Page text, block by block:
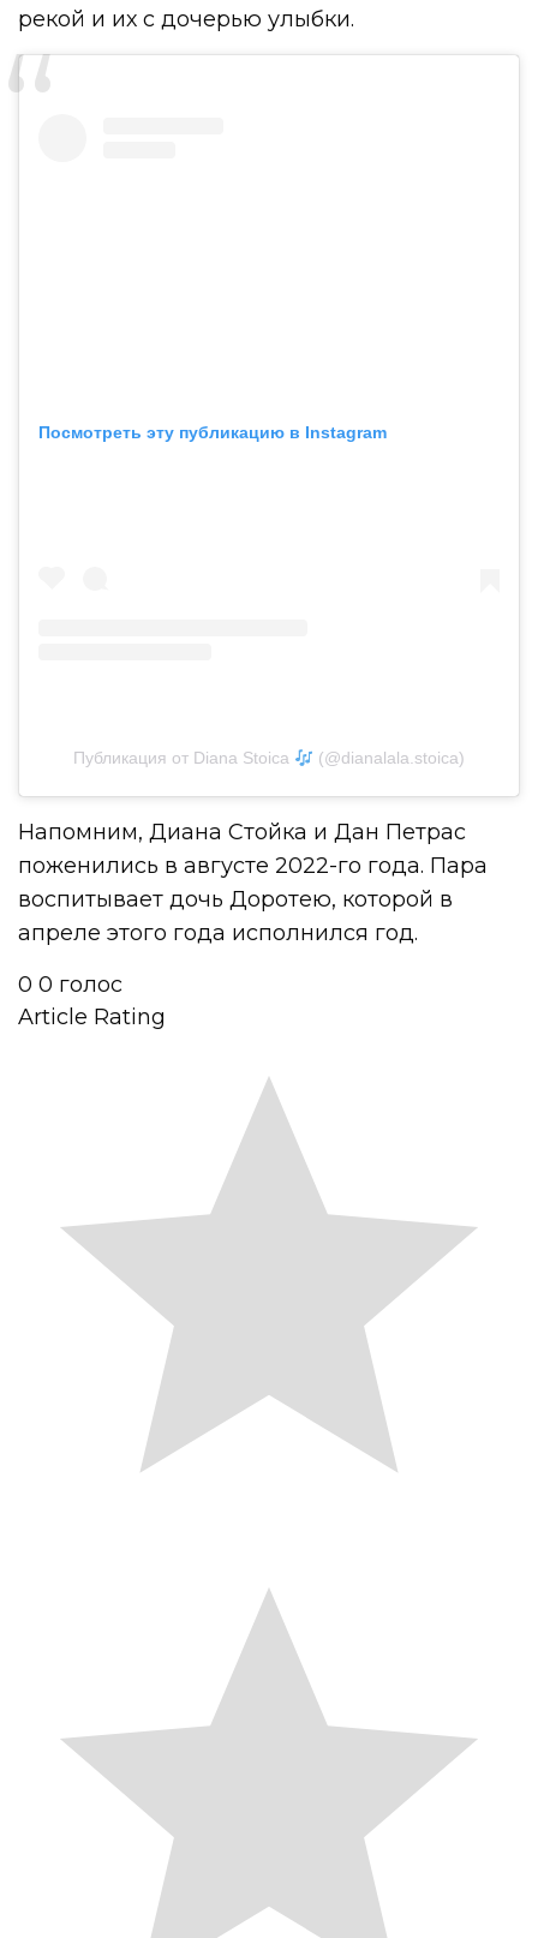
рекой и их с дочерью улыбки.
Посмотреть эту публикацию в Instagram
Публикация от Diana Stoica (@dianalala.stoica)
Напомним, Диана Стойка и Дан Петрас
поженились в августе 2022-го года. Пара
воспитывает дочь Доротею, которой в
апреле этого года исполнился год.
0 0 голос
Article Rating